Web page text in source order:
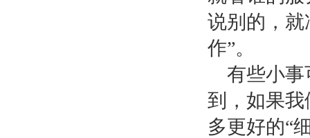
说别的，
作”。
有些小事
到，如果
多更好的“